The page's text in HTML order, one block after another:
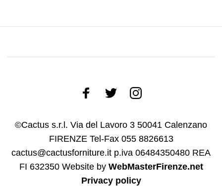
©Cactus s.r.l. Via del Lavoro 3 50041 Calenzano
FIRENZE Tel-Fax 055 8826613
cactus@cactusforniture.it p.iva 06484350480 REA
FI 632350 Website by WebMasterFirenze.net
Privacy policy